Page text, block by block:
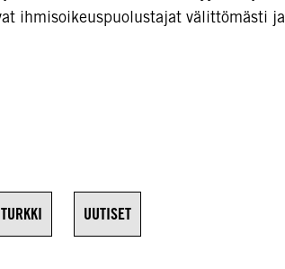
ihmisoikeuspuolustajat välittömästi
TURKKI UUTISET